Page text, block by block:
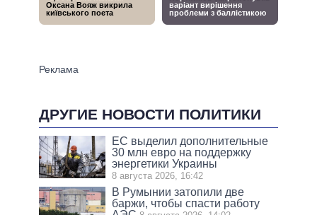
ДРУГИЕ НОВОСТИ ПОЛИТИКИ
ЕС выделил дополнительные
30 млн евро на поддержку
энергетики Украины
8 августа 2026, 16:42
В Румынии затопили две
баржи, чтобы спасти работу